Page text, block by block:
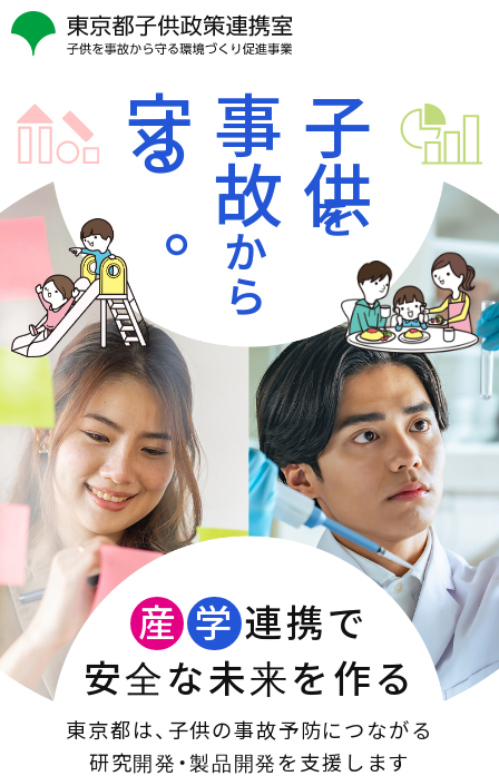
子供
を
事故
から
守る。
産 学 連携で
安全な未来を作る
東京都は、子供の事故予防につながる
研究開発・製品開発を支援します